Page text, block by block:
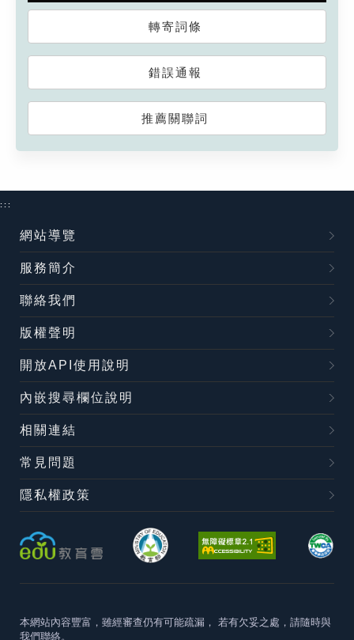
轉寄詞條
錯誤通報
推薦關聯詞
:::
網站導覽
服務簡介
聯絡我們
版權聲明
開放API使用說明
內嵌搜尋欄位說明
相關連結
常見問題
隱私權政策
本網站內容豐富，雖經審查仍有可能疏漏， 若有欠妥之處，請隨時與
我們聯絡。